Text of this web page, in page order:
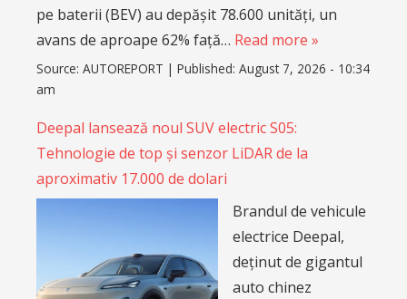
pe baterii (BEV) au depășit 78.600 unități, un
avans de aproape 62% față… Read more »
Source: AUTOREPORT | Published: August 7, 2026 - 10:34
am
Deepal lansează noul SUV electric S05:
Tehnologie de top și senzor LiDAR de la
aproximativ 17.000 de dolari
Brandul de vehicule
electrice Deepal,
deținut de gigantul
auto chinez